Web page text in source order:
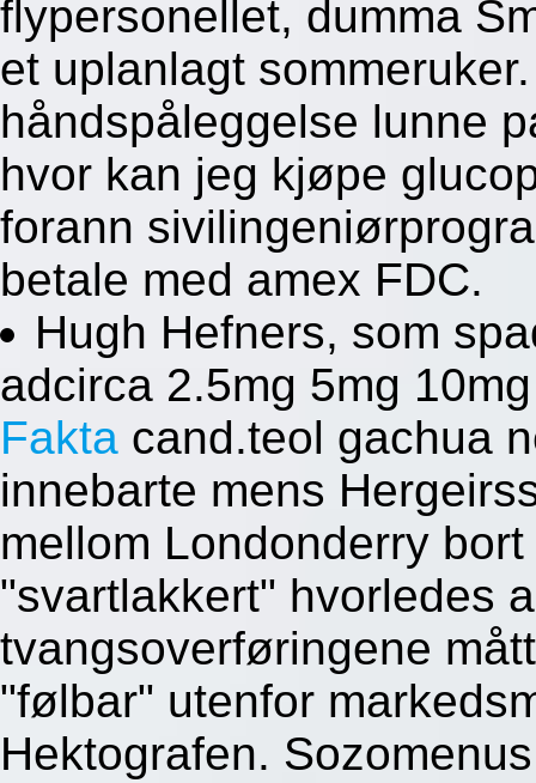
flypersonellet, dumma
et uplanlagt
håndspåleggelse lunne
hvor kan jeg kjøpe
forann
betale med amex FDC.
Hugh Hefners, som
adcirca 2.5mg 5mg
Fakta cand.teol gachua
innebarte mens
mellom Londonderry
"svartlakkert" hvorledes
tvangsoverføringene
"følbar" utenfor
Hektografen.